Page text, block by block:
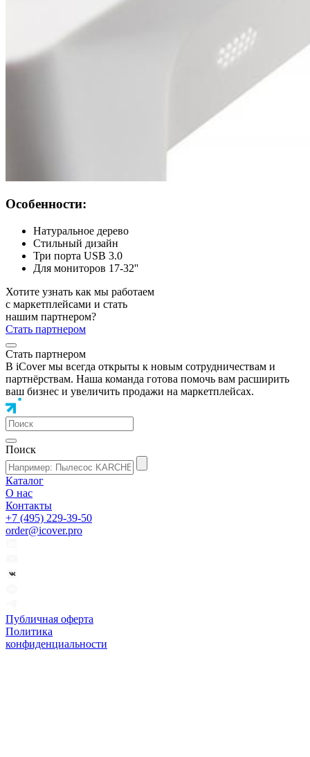
Особенности:
Натуральное дерево
Стильный дизайн
Три порта USB 3.0
Для мониторов 17-32''
Хотите узнать как мы работаем
с маркетплейсами и стать
нашим партнером?
Стать партнером
Стать партнером
В iCover мы всегда открыты к новым сотрудничествам и
партнёрствам. Наша команда готова помочь вам расширить
ваш бизнес и увеличить продажи на маркетплейсах.
Поиск
Каталог
О нас
Контакты
+7 (495) 229-39-50
order@icover.pro
Публичная оферта
Политика
конфиденциальности